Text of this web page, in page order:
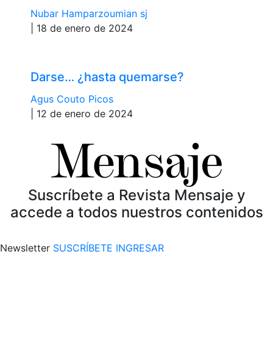
Nubar Hamparzoumian sj
| 18 de enero de 2024
Darse… ¿hasta quemarse?
Agus Couto Picos
| 12 de enero de 2024
Suscríbete a Revista Mensaje y
accede a todos nuestros contenidos
Newsletter SUSCRÍBETE INGRESAR